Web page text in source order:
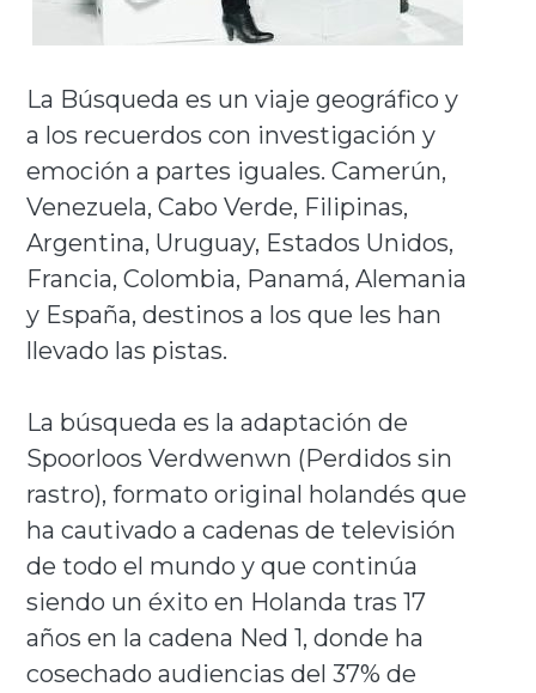
La Búsqueda es un viaje geográfico y
a los recuerdos con investigación y
emoción a partes iguales. Camerún,
Venezuela, Cabo Verde, Filipinas,
Argentina, Uruguay, Estados Unidos,
Francia, Colombia, Panamá, Alemania
y España, destinos a los que les han
llevado las pistas.
La búsqueda es la adaptación de
Spoorloos Verdwenwn (Perdidos sin
rastro), formato original holandés que
ha cautivado a cadenas de televisión
de todo el mundo y que continúa
siendo un éxito en Holanda tras 17
años en la cadena Ned 1, donde ha
cosechado audiencias del 37% de